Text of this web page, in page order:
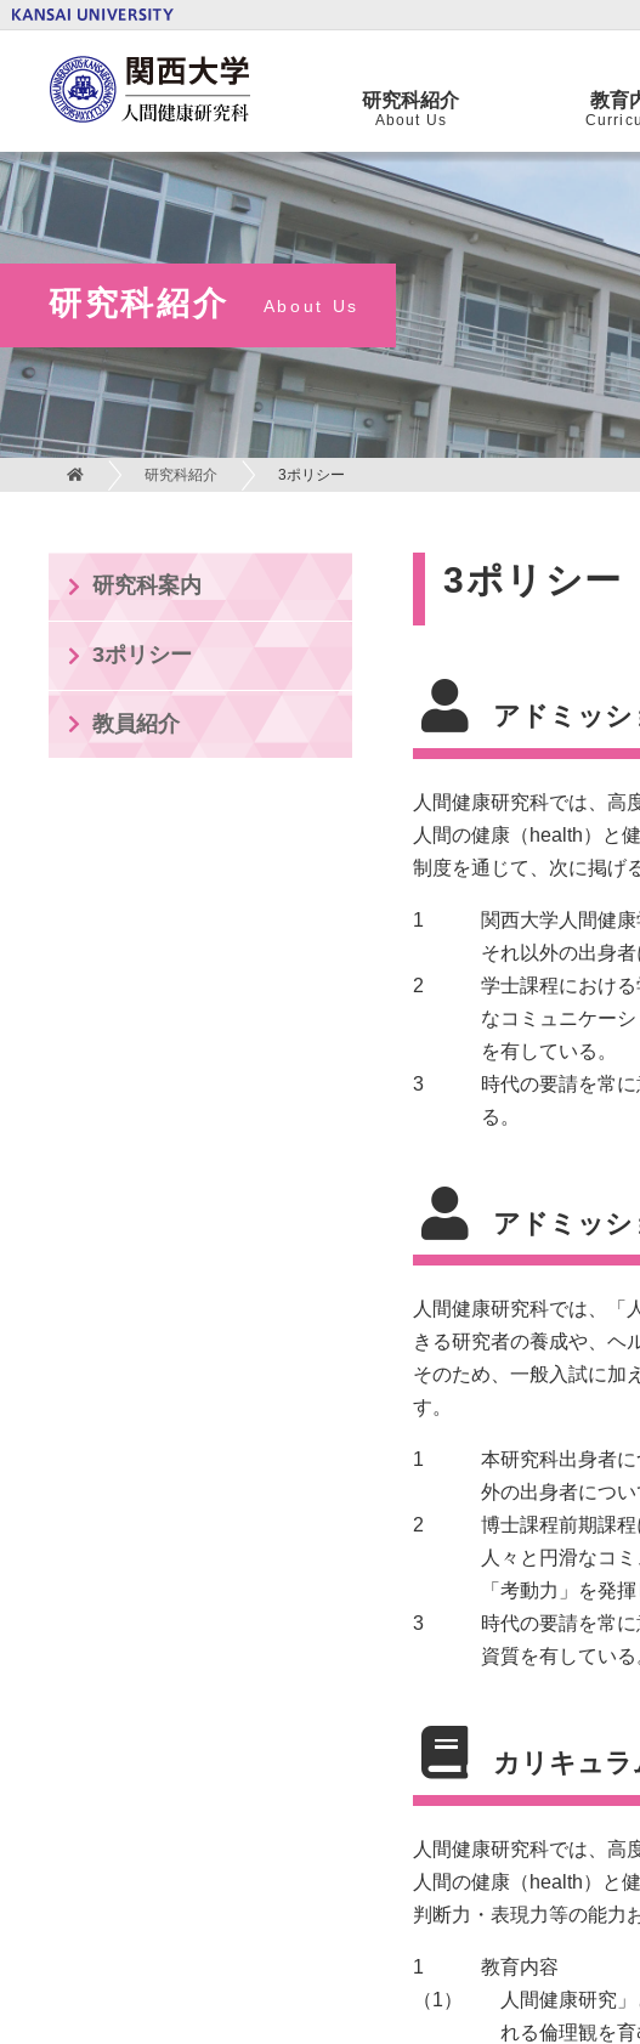
研究科紹介
About Us
教育
研究科紹介 About Us
研究科紹介 3ポリシー
3ポリシー
アドミッシ
人間健康研究科では、高
人間の健康（health）と
制度を通じて、次に掲げ
1
関西大学人間健
それ以外の出身
2
学士課程におけ
なコミュニケー
を有している。
3
時代の要請を常
る。
アドミッシ
人間健康研究科では、「
きる研究者の養成や、ヘ
そのため、一般入試に加
す。
1
本研究科出身者
外の出身者につ
2
博士課程前期課
人々と円滑なコ
「考動力」を発
3
時代の要請を常
資質を有している
カリキュラ
人間健康研究科では、高
人間の健康（health）と
判断力・表現力等の能力
1
教育内容
（1）
人間健康研究
れる倫理観を育
研究科案内
3ポリシー
教員紹介